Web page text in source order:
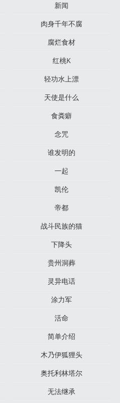
新闻
肉身千年不腐
腐烂食材
红桃K
轻功水上漂
天使是什么
食粪癖
念咒
谁发明的
一起
凯伦
帝都
战斗民族的猫
下降头
贵州洞葬
灵异电话
涂力军
活命
简单介绍
木乃伊狐狸头
奥托利林塔尔
无法继承